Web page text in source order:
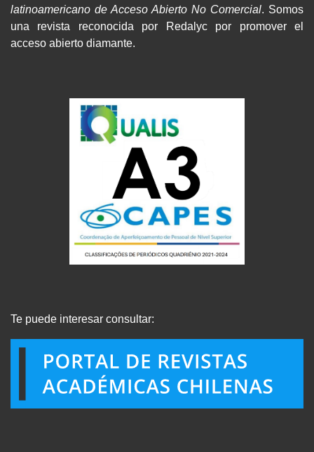
latinoamericano de Acceso Abierto No Comercial. Somos
una revista reconocida por Redalyc por promover el
acceso abierto diamante.
Te puede interesar consultar: